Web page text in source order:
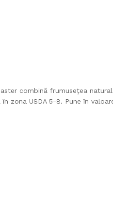
combină frumusețea
zona USDA 5-8. Pune în